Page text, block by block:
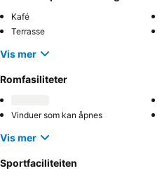
Kafé
Terrasse
Vis mer
Romfasiliteter
Vinduer som kan åpnes
Vis mer
Sportfaciliteiten